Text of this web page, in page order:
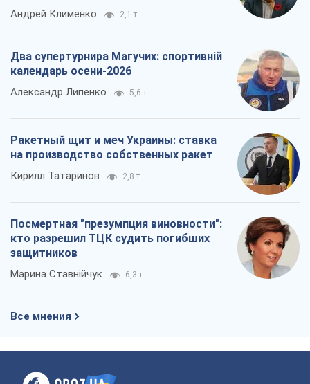
Андрей Клименко 2,1 т.
Два супертурнира Магучих: спортивній
календарь осени-2026
Александр Липенко 5,6 т.
Ракетный щит и меч Украины: ставка
на производство собственных ракет
Кирилл Татаринов 2,8 т.
Посмертная "презумпция виновности":
кто разрешил ТЦК судить погибших
защитников
Марина Ставнійчук 6,3 т.
Все мнения